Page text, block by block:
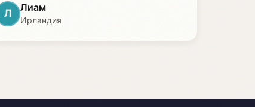
Л Лиам
Ирландия